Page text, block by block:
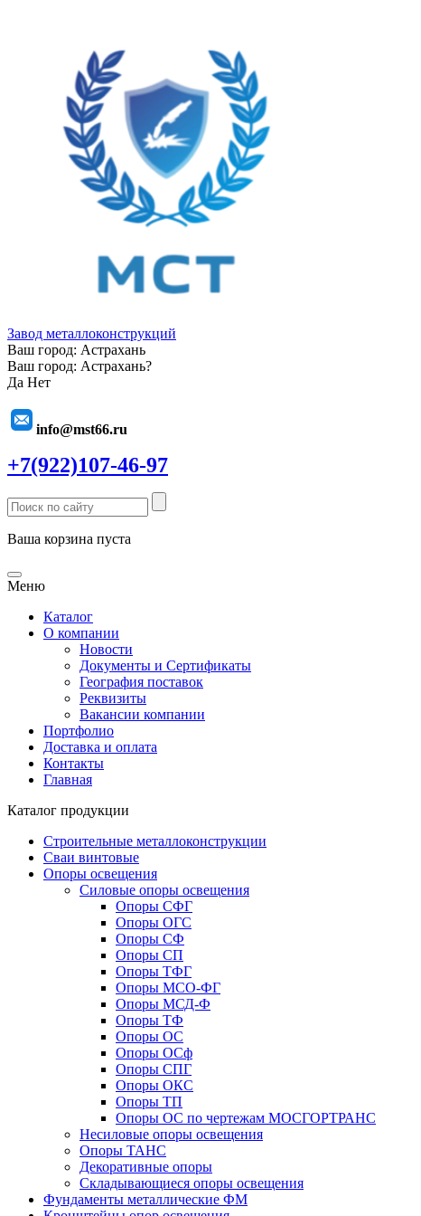
Завод металлоконструкций
Ваш город: Астрахань
Ваш город: Астрахань?
Да Нет
info@mst66.ru
+7(922)107-46-97
Ваша корзина пуста
Меню
Каталог
О компании
Новости
Документы и Сертификаты
География поставок
Реквизиты
Вакансии компании
Портфолио
Доставка и оплата
Контакты
Главная
Каталог продукции
Строительные металлоконструкции
Сваи винтовые
Опоры освещения
Силовые опоры освещения
Опоры СФГ
Опоры ОГС
Опоры СФ
Опоры СП
Опоры ТФГ
Опоры МСО-ФГ
Опоры МСД-Ф
Опоры ТФ
Опоры ОС
Опоры ОСф
Опоры СПГ
Опоры ОКС
Опоры ТП
Опоры ОС по чертежам МОСГОРТРАНС
Несиловые опоры освещения
Опоры ТАНС
Декоративные опоры
Складывающиеся опоры освещения
Фундаменты металлические ФМ